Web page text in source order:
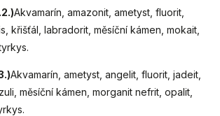
Akvamarín, amazonit, ametyst, fluorit,
křišťál, labradorit, měsíční kámen, mokait,
Akvamarín, ametyst, angelit, fluorit, jadeit,
měsíční kámen, morganit nefrit, opalit,